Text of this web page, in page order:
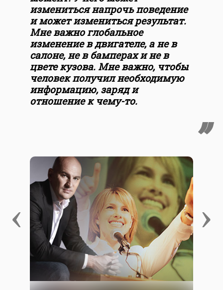
измениться напрочь поведение
и может измениться результат.
Мне важно глобальное
изменение в двигателе, а не в
салоне, не в бамперах и не в
цвете кузова. Мне важно, чтобы
человек получил необходимую
информацию, заряд и
отношение к чему-то.
‹ ›